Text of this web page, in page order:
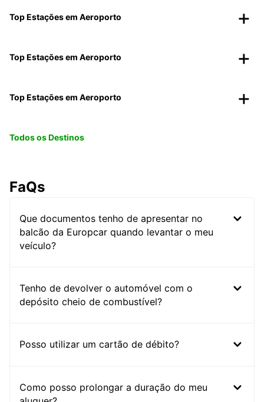
Top Estações em Aeroporto
Top Estações em Aeroporto
Top Estações em Aeroporto
Todos os Destinos
FaQs
Que documentos tenho de apresentar no
balcão da Europcar quando levantar o meu
veículo?
Tenho de devolver o automóvel com o
depósito cheio de combustível?
Posso utilizar um cartão de débito?
Como posso prolongar a duração do meu